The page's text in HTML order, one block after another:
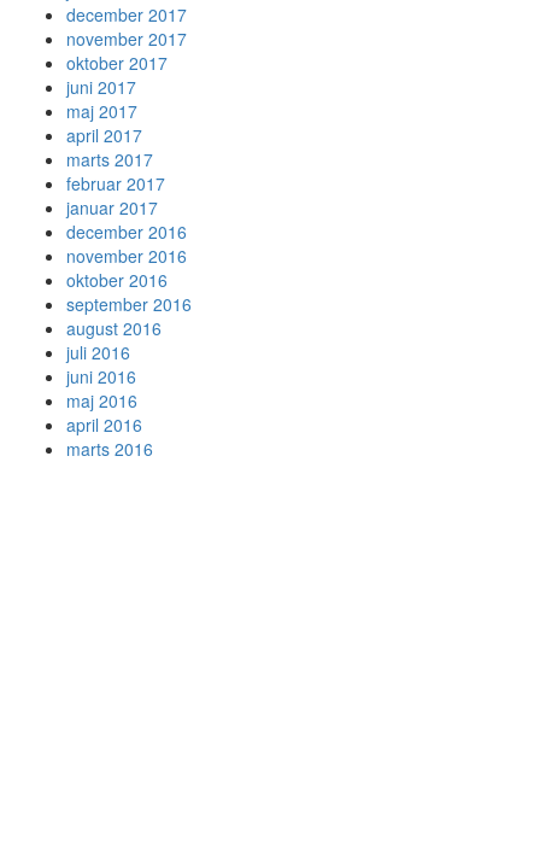
december 2017
november 2017
oktober 2017
juni 2017
maj 2017
april 2017
marts 2017
februar 2017
januar 2017
december 2016
november 2016
oktober 2016
september 2016
august 2016
juli 2016
juni 2016
maj 2016
april 2016
marts 2016